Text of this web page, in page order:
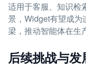
适用于客服、知识检
景，Widget有望成为
梁，推动智能体在生
后续挑战与发